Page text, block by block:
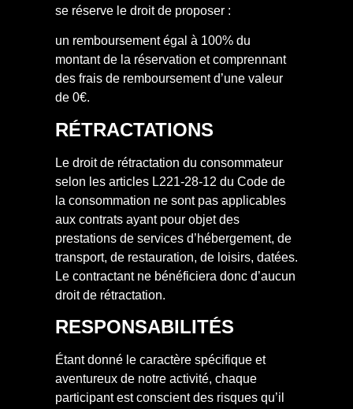
se réserve le droit de proposer :
un remboursement égal à 100% du
montant de la réservation et comprennant
des frais de remboursement d’une valeur
de 0€.
RÉTRACTATIONS
Le droit de rétractation du consommateur
selon les articles L221-28-12 du Code de
la consommation ne sont pas applicables
aux contrats ayant pour objet des
prestations de services d’hébergement, de
transport, de restauration, de loisirs, datées.
Le contractant ne bénéficiera donc d’aucun
droit de rétractation.
RESPONSABILITÉS
Étant donné le caractère spécifique et
aventureux de notre activité, chaque
participant est conscient des risques qu’il